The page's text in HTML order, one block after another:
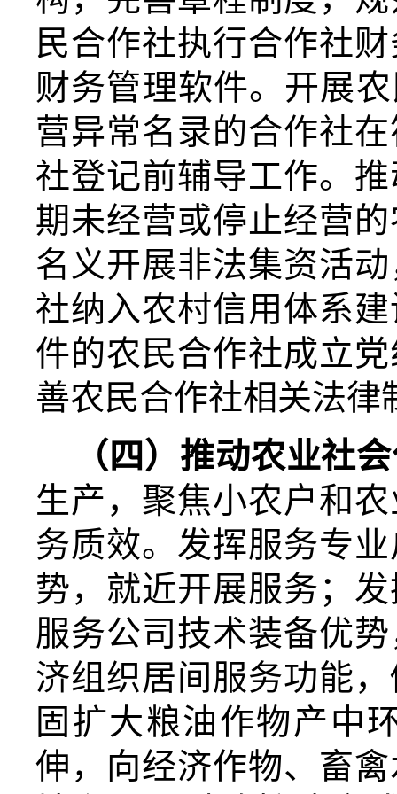
民合作社执行合作社
财务管理软件。开展
营异常名录的合作社
社登记前辅导工作。
期未经营或停止经营
名义开展非法集资活
社纳入农村信用体系
件的农民合作社成立
善农民合作社相关法律
（ 四 ）推动农业社
生产，聚焦小农户和
务质效。发挥服务专
势，就近开展服务；
服务公司技术装备优
济组织居间服务功能
固扩大粮油作物产中
伸，向经济作物、畜